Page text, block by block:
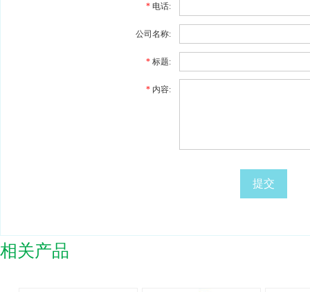
* 电话:
公司名称:
* 标题:
* 内容:
提交
相关产品